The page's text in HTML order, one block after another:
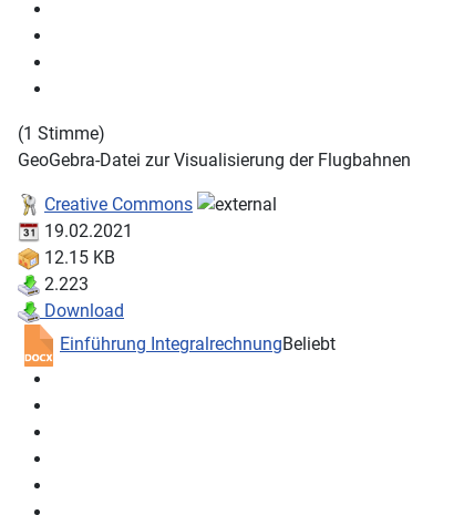
(1 Stimme)
GeoGebra-Datei zur Visualisierung der Flugbahnen
Creative Commons
19.02.2021
12.15 KB
2.223
Download
Einführung IntegralrechnungBeliebt